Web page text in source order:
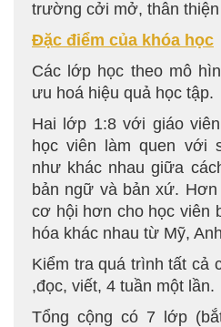
trường cởi mở, thân
Đặc điểm của khóa học
Các lớp học theo mô
ưu hoá hiệu quả học tập.
Hai lớp 1:8 với giáo
học viên làm quen với
như khác nhau giữa
bản ngữ và bản xứ.
cơ hội hơn cho học viên
hóa khác nhau từ Mỹ,
Kiểm tra quá trình tất cả
,đọc, viết, 4 tuần một lần.
Tổng cộng có 7 lớp